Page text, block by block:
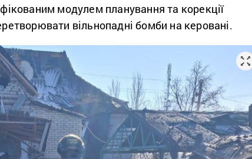
модулем планування та корекції
вільнопадні бомби на керовані.